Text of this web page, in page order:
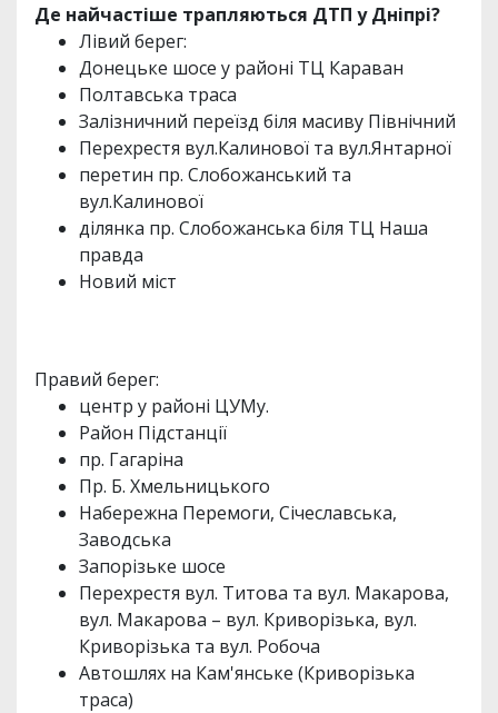
Де найчастіше трапляються ДТП у Дніпрі?
Лівий берег:
Донецьке шосе у районі ТЦ Караван
Полтавська траса
Залізничний переїзд біля масиву Північний
Перехрестя вул.Калинової та вул.Янтарної
перетин пр. Слобожанський та
вул.Калинової
ділянка пр. Слобожанська біля ТЦ Наша
правда
Новий міст
Правий берег:
центр у районі ЦУМу.
Район Підстанції
пр. Гагаріна
Пр. Б. Хмельницького
Набережна Перемоги, Січеславська,
Заводська
Запорізьке шосе
Перехрестя вул. Титова та вул. Макарова,
вул. Макарова – вул. Криворізька, вул.
Криворізька та вул. Робоча
Автошлях на Кам'янське (Криворізька
траса)